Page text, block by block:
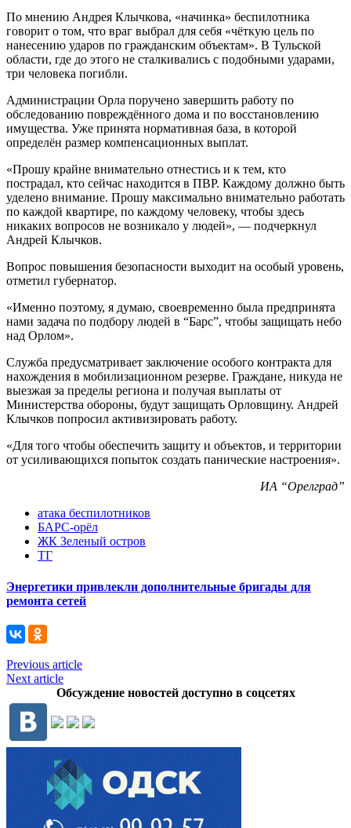
По мнению Андрея Клычкова, «начинка» беспилотника
говорит о том, что враг выбрал для себя «чёткую цель по
нанесению ударов по гражданским объектам». В Тульской
области, где до этого не сталкивались с подобными ударами,
три человека погибли.
Администрации Орла поручено завершить работу по
обследованию повреждённого дома и по восстановлению
имущества. Уже принята нормативная база, в которой
определён размер компенсационных выплат.
«Прошу крайне внимательно отнестись и к тем, кто
пострадал, кто сейчас находится в ПВР. Каждому должно быть
уделено внимание. Прошу максимально внимательно работать
по каждой квартире, по каждому человеку, чтобы здесь
никаких вопросов не возникало у людей», — подчеркнул
Андрей Клычков.
Вопрос повышения безопасности выходит на особый уровень,
отметил губернатор.
«Именно поэтому, я думаю, своевременно была предпринята
нами задача по подбору людей в “Барс”, чтобы защищать небо
над Орлом».
Служба предусматривает заключение особого контракта для
нахождения в мобилизационном резерве. Граждане, никуда не
выезжая за пределы региона и получая выплаты от
Министерства обороны, будут защищать Орловщину. Андрей
Клычков попросил активизировать работу.
«Для того чтобы обеспечить защиту и объектов, и территории
от усиливающихся попыток создать панические настроения».
ИА “Орелград”
атака беспилотников
БАРС-орёл
ЖК Зеленый остров
ТГ
Энергетики привлекли дополнительные бригады для
ремонта сетей
Previous article
Next article
Обсуждение новостей доступно в соцсетях